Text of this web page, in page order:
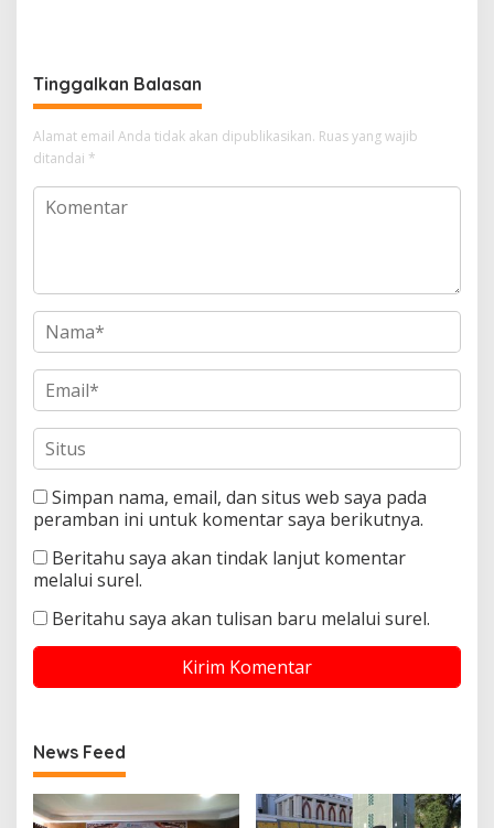
Tinggalkan Balasan
Alamat email Anda tidak akan dipublikasikan. Ruas yang wajib
ditandai *
Simpan nama, email, dan situs web saya pada
peramban ini untuk komentar saya berikutnya.
Beritahu saya akan tindak lanjut komentar
melalui surel.
Beritahu saya akan tulisan baru melalui surel.
News Feed